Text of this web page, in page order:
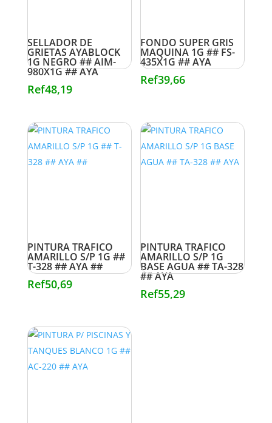
SELLADOR DE
GRIETAS AYABLOCK
1G NEGRO ## AIM-
980X1G ## AYA
Ref48,19
FONDO SUPER GRIS
MAQUINA 1G ## FS-
435X1G ## AYA
Ref39,66
PINTURA TRAFICO
AMARILLO S/P 1G ##
T-328 ## AYA ##
Ref50,69
PINTURA TRAFICO
AMARILLO S/P 1G
BASE AGUA ## TA-328
## AYA
Ref55,29